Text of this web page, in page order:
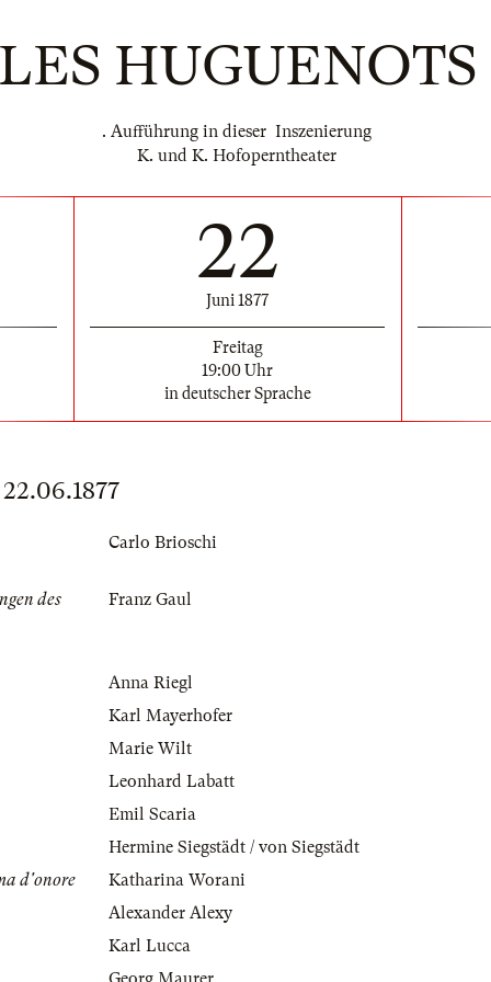
LES HUGUENOTS
. Aufführung in dieser Inszenierung
K. und K. Hofoperntheater
22
Juni 1877
Freitag
19:00 Uhr
in deutscher Sprache
Carlo Brioschi
des
Franz Gaul
Anna Riegl
Karl Mayerhofer
Marie Wilt
Leonhard Labatt
Emil Scaria
Hermine Siegstädt / von Siegstädt
d'onore
Katharina Worani
Alexander Alexy
Karl Lucca